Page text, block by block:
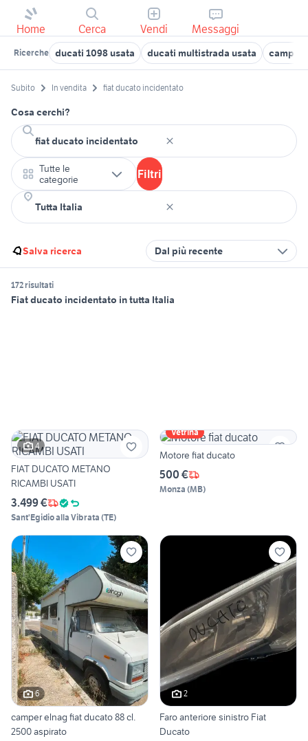
Home Cerca Vendi Messaggi
Ricerche ducati 1098 usata ducati multistrada usata camper
Subito In vendita fiat ducato incidentato
Cosa cerchi?
Tutte le
categorie
Filtri
Salva ricerca Dal più recente
172 risultati
Fiat ducato incidentato in tutta Italia
4
FIAT DUCATO METANO
RICAMBI USATI
3.499 €
Sant'Egidio alla Vibrata (TE)
Vetrina
Motore fiat ducato
500 €
Monza (MB)
6
camper elnag fiat ducato 88 cl.
2500 aspirato
2
Faro anteriore sinistro Fiat
Ducato